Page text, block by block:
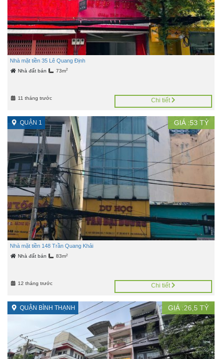
Nhà mặt tiền 35 Lê Quang Định
Nhà đất bán 73m2
11 tháng trước Chi tiết
QUẬN 1 GIÁ :53 TỶ
Nhà mặt tiền 148 Trần Quang Khải
Nhà đất bán 83m2
12 tháng trước Chi tiết
QUẬN BÌNH THẠNH GIÁ :26,5 TỶ